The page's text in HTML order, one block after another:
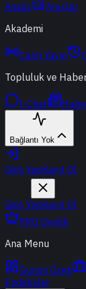
Analiz
Araçlar
Akademi
Canlı Yayın
Topluluk ve
t-Chat
Bağlantı Yok
Giriş YapKayıt Ol
Giriş YapKayıt Ol
PRO Üyelik
Ana Menu
Günün Özeti
Endeksler